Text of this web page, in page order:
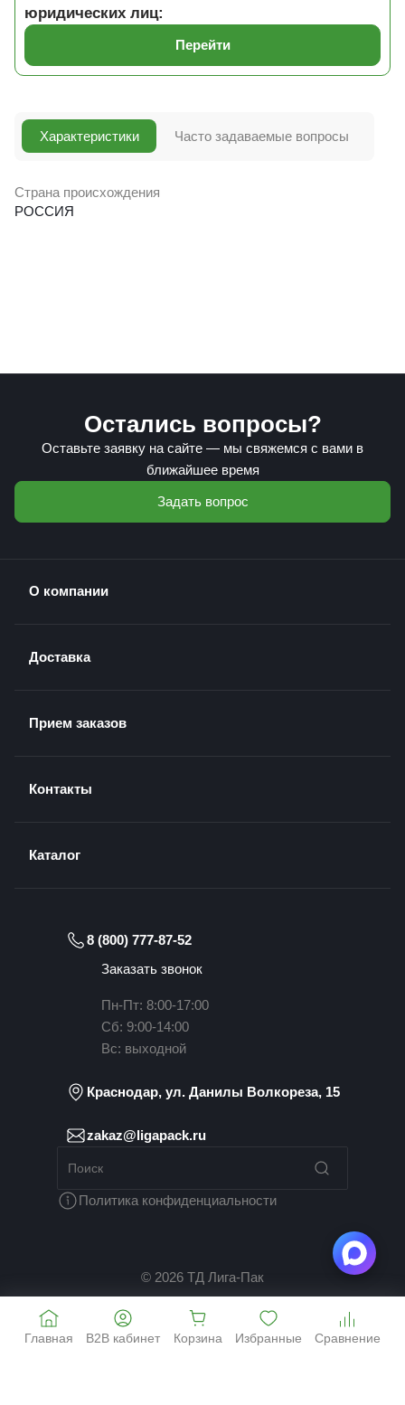
юридических лиц:
Перейти
Характеристики
Страна происхождения
РОССИЯ
Часто задаваемые вопросы
Остались вопросы?
Оставьте заявку на сайте — мы свяжемся с вами в
ближайшее время
Задать вопрос
О компании
Доставка
Прием заказов
Контакты
Каталог
8 (800) 777-87-52
Заказать звонок
Пн-Пт: 8:00-17:00
Сб: 9:00-14:00
Вс: выходной
Краснодар, ул. Данилы Волкореза, 15
zakaz@ligapack.ru
Политика конфиденциальности
© 2026 ТД Лига-Пак
Главная B2B кабинет Корзина Избранные Сравнение